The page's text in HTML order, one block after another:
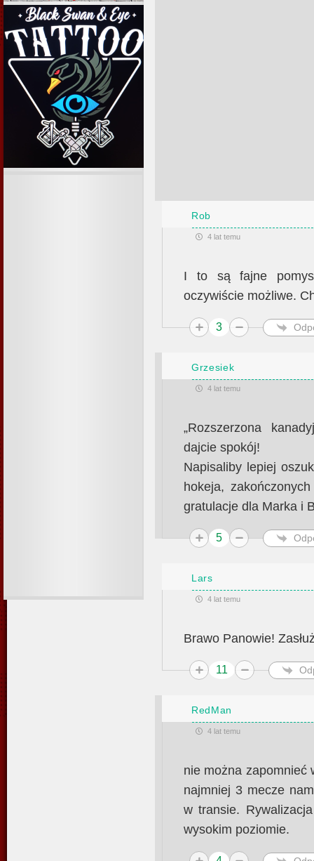
Rob
4 lat temu
I to są fajne
oczywiście możliwe.
3
Grzesiek
4 lat temu
„Rozszerzona
dajcie spokój!
Napisaliby lepiej
hokeja,
gratulacje dla Marka i
5
Lars
4 lat temu
Brawo Panowie!
11
RedMan
4 lat temu
nie można zapomnieć
najmniej 3 mecze
w transie.
wysokim poziomie.